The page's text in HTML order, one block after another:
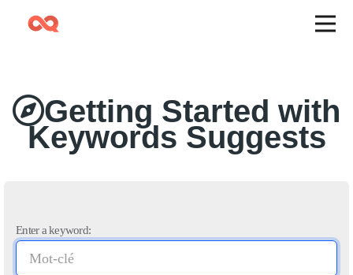
Getting Started with
Keywords Suggests
Enter a keyword: